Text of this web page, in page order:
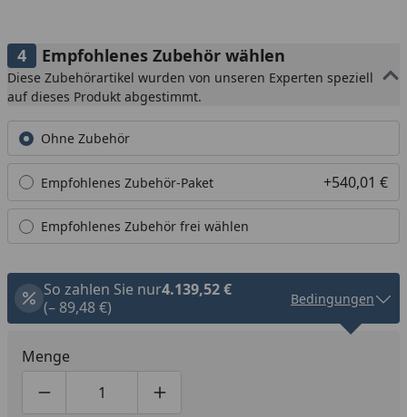
Empfohlenes Zubehör wählen
Diese Zubehörartikel wurden von unseren Experten speziell
auf dieses Produkt abgestimmt.
Ohne Zubehör
Empfohlenes Zubehör-Paket +540,01 €
Empfohlenes Zubehör frei wählen
So zahlen Sie nur4.139,52 €
(– 89,48 €)
Bedingungen
Menge
Produktmenge um eins verringern
Produktmenge manuell eingeben
Produktmenge um eins erhöhen